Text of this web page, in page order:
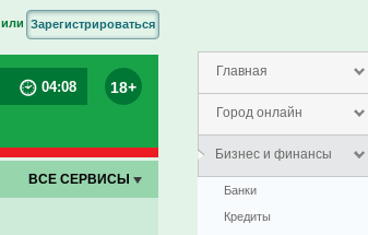
Главная
Город онлайн
Бизнес и финансы
Банки
Кредиты
или Зарегистрироваться
04:08 18+
ВСЕ СЕРВИСЫ